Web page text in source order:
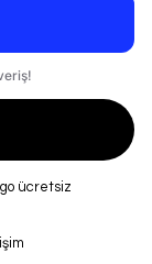
ücretsiz